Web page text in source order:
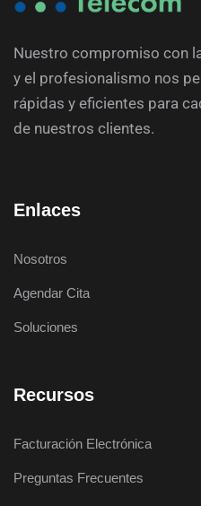
Nuestro compromiso con
y el profesionalismo nos
rápidas y eficientes para
de nuestros clientes.
Enlaces
Nosotros
Agendar Cita
Soluciones
Recursos
Facturación Electrónica
Preguntas Frecuentes